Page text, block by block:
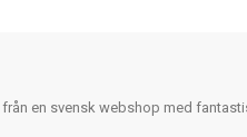
en svensk webshop med